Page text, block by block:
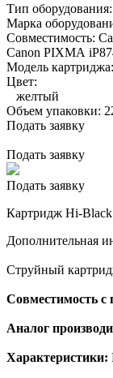
Тип оборудования:
Марка
Совместимость:
Canon PIXMA
Модель картриджа:
Цвет:
желтый
Объем упаковки:
Подать заявку
Подать заявку
Подать заявку
Картридж Hi-
Дополнительная
Струйный
Совместимость
Аналог
Характеристики: